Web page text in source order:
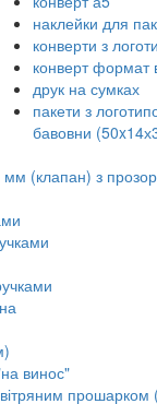
наклейки для
конверти з
конверт формат
друк на сумках
пакети з
бавовни
мм (клапан) з
винос"
прошарком